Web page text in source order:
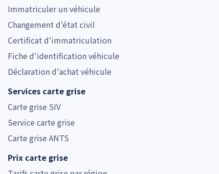
Immatriculer un véhicule
Changement d'état civil
Certificat d'immatriculation
Fiche d'identification véhicule
Déclaration d'achat véhicule
Services carte grise
Carte grise SIV
Service carte grise
Carte grise ANTS
Prix carte grise